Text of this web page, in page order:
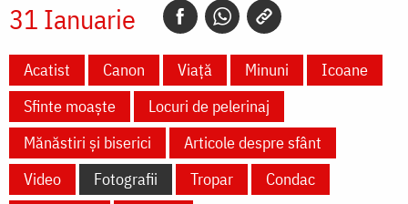
31 Ianuarie
Acatist Canon Viață Minuni
Icoane
Sfinte moaște
Locuri de pelerinaj
Mănăstiri și biserici
Articole despre sfânt
Video
Fotografii Tropar
Condac